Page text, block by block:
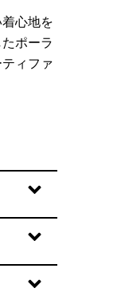
心地を
ポーラ
ィファ